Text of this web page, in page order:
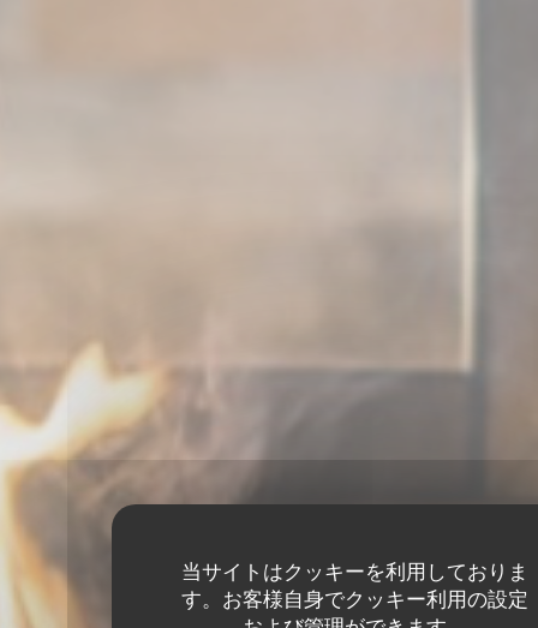
当サイトはクッキーを利用しておりま
す。お客様自身でクッキー利用の設定